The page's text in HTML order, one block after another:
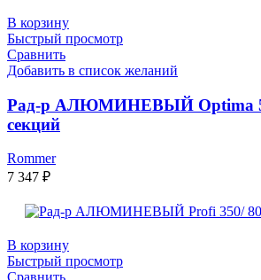
В корзину
Быстрый просмотр
Сравнить
Добавить в список желаний
Рад-р АЛЮМИНЕВЫЙ Optima
секций
Rommer
7 347 ₽
В корзину
Быстрый просмотр